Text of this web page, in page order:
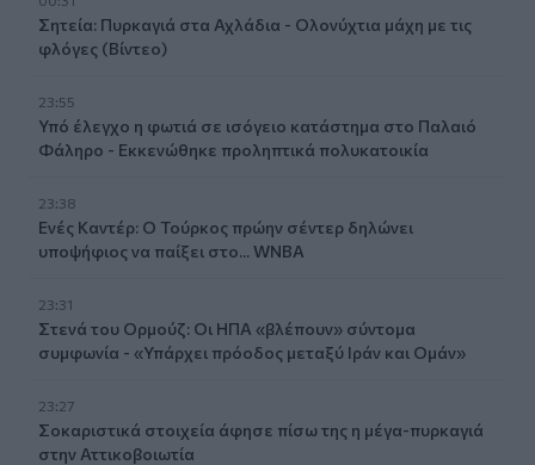
Σητεία: Πυρκαγιά στα Αχλάδια - Ολονύχτια μάχη με τις
φλόγες (Βίντεο)
23:55
Υπό έλεγχο η φωτιά σε ισόγειο κατάστημα στο Παλαιό
Φάληρο - Εκκενώθηκε προληπτικά πολυκατοικία
23:38
Ενές Καντέρ: Ο Τούρκος πρώην σέντερ δηλώνει
υποψήφιος να παίξει στο... WNBA
23:31
Στενά του Ορμούζ: Οι ΗΠΑ «βλέπουν» σύντομα
συμφωνία - «Υπάρχει πρόοδος μεταξύ Ιράν και Ομάν»
23:27
Σοκαριστικά στοιχεία άφησε πίσω της η μέγα-πυρκαγιά
στην Αττικοβοιωτία